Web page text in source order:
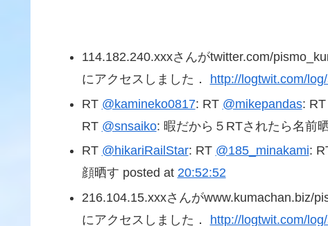
114.182.240.xxxさんがtwitter.com/
にアクセスしました．
http://logtwit.com/
RT @kamineko0817: RT @mikepandas: RT
RT @snsaiko: 暇だから５RTされたら名前
RT @hikariRailStar: RT @185_minakami:
顔晒す posted at 20:52:52
216.104.15.xxxさんがwww.kumachan.biz/
にアクセスしました． http://logtwit.com/